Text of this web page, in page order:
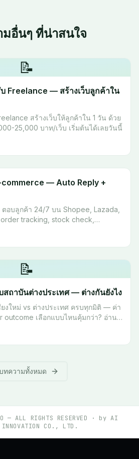
อื่นๆ ที่น่าสนใจ
📝
Freelance — สร้างเว็บลูกค้าใน
สร้างเว็บให้ลูกค้าใน 1 วัน ด้วย
25,000 บาท/เว็บ เริ่มต้นได้เลยวันนี้
— Auto Reply +
อบลูกค้า 24/7 บน Shopee, Lazada,
tracking, stock check,
📝
สถาบันต่างประเทศ — ต่างกันยังไง
ยงใหม่ vs ต่างประเทศ ครบทุกมิติ — ค่า
เลือกแบบไหนคุ้มกว่า? อ่าน
ทความทั้งหมด
— ALL RIGHTS RESERVED · by AI
INNOVATION CO., LTD.